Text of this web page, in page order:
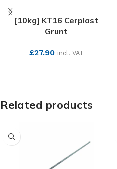
[10kg] KT16 Cerplast
Grunt
£27.90 incl. VAT
Related products